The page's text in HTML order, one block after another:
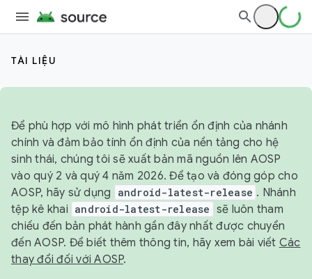
TÀI LIỆU
Để phù hợp với mô hình phát triển ổn định của nhánh
chính và đảm bảo tính ổn định của nền tảng cho hệ
sinh thái, chúng tôi sẽ xuất bản mã nguồn lên AOSP
vào quý 2 và quý 4 năm 2026. Để tạo và đóng góp cho
AOSP, hãy sử dụng
android-latest-release . Nhánh
tệp kê khai android-latest-release sẽ luôn tham
chiếu đến bản phát hành gần đây nhất được chuyển
đến AOSP. Để biết thêm thông tin, hãy xem bài viết Các
thay đổi đối với AOSP.